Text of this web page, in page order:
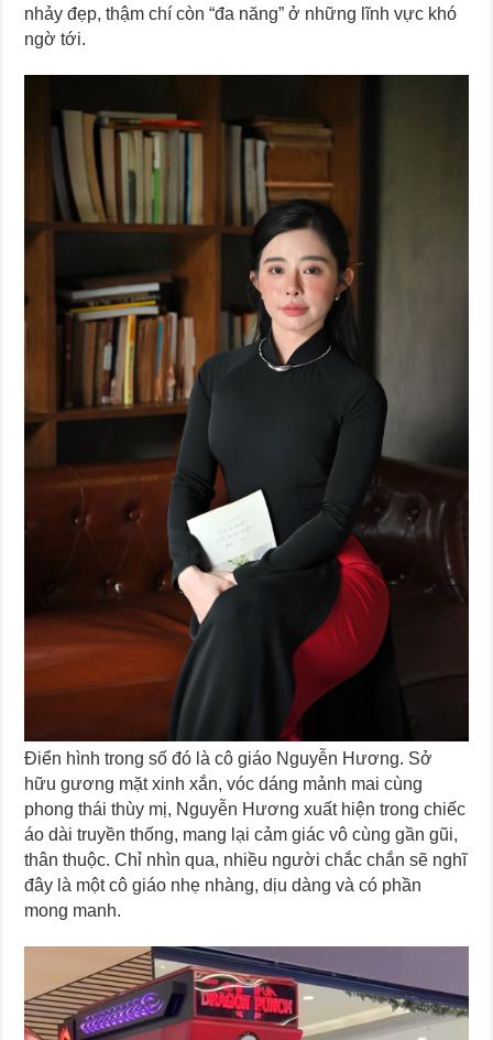
nhảy đẹp, thậm chí còn “đa năng” ở những lĩnh vực khó
ngờ tới.
Điển hình trong số đó là cô giáo Nguyễn Hương. Sở
hữu gương mặt xinh xắn, vóc dáng mảnh mai cùng
phong thái thùy mị, Nguyễn Hương xuất hiện trong chiếc
áo dài truyền thống, mang lại cảm giác vô cùng gần gũi,
thân thuộc. Chỉ nhìn qua, nhiều người chắc chắn sẽ nghĩ
đây là một cô giáo nhẹ nhàng, dịu dàng và có phần
mong manh.